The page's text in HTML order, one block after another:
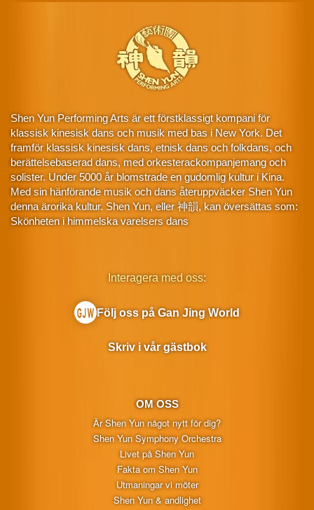
Shen Yun Performing Arts är ett förstklassigt kompani för
klassisk kinesisk dans och musik med bas i New York. Det
framför klassisk kinesisk dans, etnisk dans och folkdans, och
berättelsebaserad dans, med orkesterackompanjemang och
solister. Under 5000 år blomstrade en gudomlig kultur i Kina.
Med sin hänförande musik och dans återuppväcker Shen Yun
denna ärorika kultur. Shen Yun, eller 神韻, kan översättas som:
Skönheten i himmelska varelsers dans
OM OSS
Är Shen Yun något nytt för dig?
Shen Yun Symphony Orchestra
Livet på Shen Yun
Fakta om Shen Yun
Utmaningar vi möter
Shen Yun & andlighet
Interagera med oss:
Följ oss på Gan Jing World
Skriv i vår gästbok